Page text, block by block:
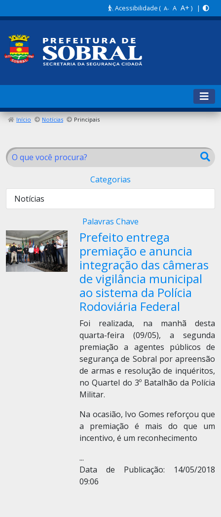
Acessibilidade( A- A A+ ) |
Início Notícias Principais
Categorias
Notícias
Palavras Chave
Prefeito entrega
premiação e anuncia
integração das câmeras
de vigilância municipal
ao sistema da Polícia
Rodoviária Federal
Foi realizada, na manhã desta
quarta-feira (09/05), a segunda
premiação a agentes públicos de
segurança de Sobral por apreensão
de armas e resolução de inquéritos,
no Quartel do 3º Batalhão da Polícia
Militar.
Na ocasião, Ivo Gomes reforçou que
a premiação é mais do que um
incentivo, é um reconhecimento
...
Data de Publicação: 14/05/2018
09:06